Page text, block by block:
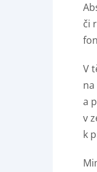
či
V
a
v
k